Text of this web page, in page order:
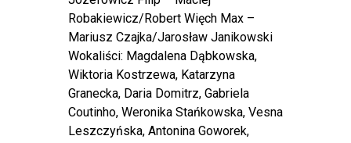
Robakiewicz/Robert Więch Max –
Mariusz Czajka/Jarosław Janikowski
Wokaliści: Magdalena Dąbkowska,
Wiktoria Kostrzewa, Katarzyna
Granecka, Daria Domitrz, Gabriela
Coutinho, Weronika Stańkowska, Vesna
Leszczyńska, Antonina Goworek,